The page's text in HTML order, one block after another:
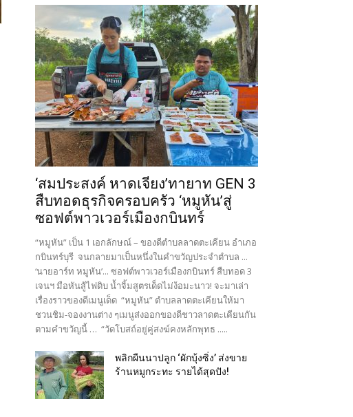
‘สมประสงค์ หาดเจียง’ทายาท GEN 3
สืบทอดธุรกิจครอบครัว ‘หมูหัน’สู่
ซอฟต์พาวเวอร์เมืองกบินทร์
“หมูหัน” เป็น 1 เอกลักษณ์ – ของดีตำบลลาดตะเคียน อำเภอ
กบินทร์บุรี จนกลายมาเป็นหนึ่งในคำขวัญประจำตำบล ...
‘นายอาร์ท หมูหัน’... ซอฟต์พาวเวอร์เมืองกบินทร์ สืบทอด 3
เจนฯ มือหันสู้ไฟดิบ น้ำจิ้มสูตรเด็ดไม่ง้อมะนาว! จะมาเล่า
เรื่องราวของดีเมนูเด็ด “หมูหัน” ตำบลลาดตะเคียนให้มา
ชวนชิม-จองงานต่าง ๆเมนูส่งออกของดีชาวลาดตะเคียนกัน
ตามคำขวัญนี้ … “วัดโบสถ์อยู่คู่สงฆ์คงหลักพุทธ .....
พลิกผืนนาปลูก ‘ผักบุ้งซิ่ง’ ส่งขาย
ร้านหมูกระทะ รายได้สุดปัง!